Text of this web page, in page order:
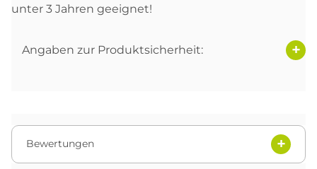
unter 3 Jahren geeignet!
Angaben zur Produktsicherheit:
Bewertungen